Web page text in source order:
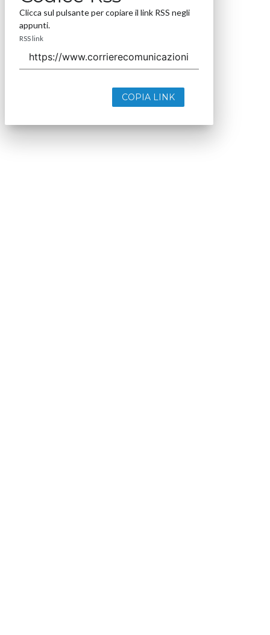
Clicca sul pulsante per copiare il link RSS negli
appunti.
RSS link
COPIA LINK